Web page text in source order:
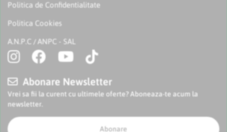
Politica de Confidentialitate
Politica Cookies
A.N.P.C / ANPC - SAL
Abonare Newsletter
Vrei sa fii la curent cu ultimele oferte? Aboneaza-te acum la
newsletter.
Abonare